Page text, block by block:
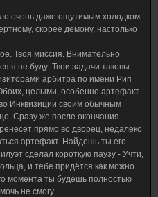
в лобовую атаку, у Дериора очень
для него не было проблемой. Тысячи
рассуждать о том, что для не
Инквизиции и исполнить своё
так, чтобы никто ни о чём не
совсем немного времени.
дорога для него не заняла много
так, будто бы он всего лишь
Пожалуй, я сделаю так, чтобы
надолго запомнили мой к ним
улыбка, которая не предвещала
Словно тень, Дериор приближался
миссию. Хотя он всё ещё надеялся
все нюансы этого задания. Но, даже
труда сделать всё самому.
очень даже ощутимым холодком.
скорее демону, настолько
Твоя миссия. Внимательно
я не буду: Твои задачи таковы -
арбитра по имени Рип
целыми, особенно артефакт.
Инквизиции своим обычным
Сразу же после окончания
прямо во дворец, недалеко
артефакт. Найдешь ты его
сделал короткую паузу - Учти,
и тебе придётся как можно
момента ты будешь полностью
не смогу.